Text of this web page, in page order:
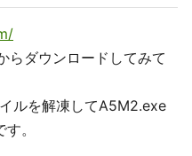
ダウンロードしてみて
ルを解凍してA5M2.exe
。